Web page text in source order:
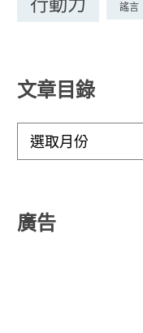
謠言
文章目錄
目
廣告